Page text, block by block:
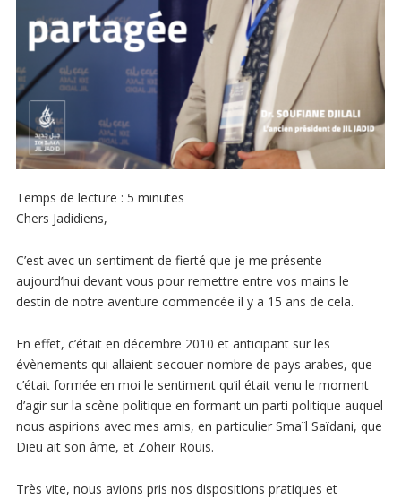
Temps de lecture : 5 minutes
Chers Jadidiens,
C’est avec un sentiment de fierté que je me présente
aujourd’hui devant vous pour remettre entre vos mains le
destin de notre aventure commencée il y a 15 ans de cela.
En effet, c’était en décembre 2010 et anticipant sur les
évènements qui allaient secouer nombre de pays arabes, que
c’était formée en moi le sentiment qu’il était venu le moment
d’agir sur la scène politique en formant un parti politique auquel
nous aspirions avec mes amis, en particulier Smaïl Saïdani, que
Dieu ait son âme, et Zoheir Rouis.
Très vite, nous avions pris nos dispositions pratiques et